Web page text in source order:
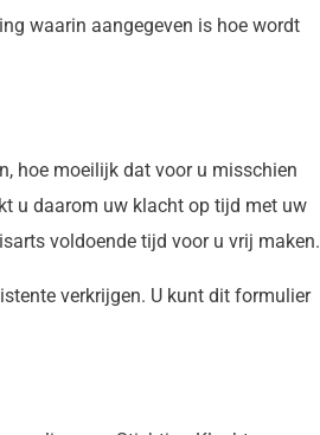
waarin aangegeven is hoe wordt
hoe moeilijk dat voor u misschien
u daarom uw klacht op tijd met uw
voldoende tijd voor u vrij maken.
verkrijgen. U kunt dit formulier